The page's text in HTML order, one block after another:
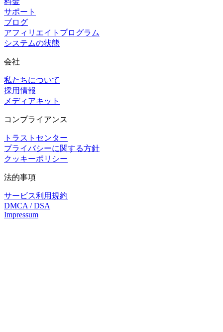
サポート
ブログ
アフィリエイトプログラム
システムの状態
会社
私たちについて
採用情報
メディアキット
コンプライアンス
トラストセンター
プライバシーに関する方針
クッキーポリシー
法的事項
サービス利用規約
DMCA / DSA
Impressum